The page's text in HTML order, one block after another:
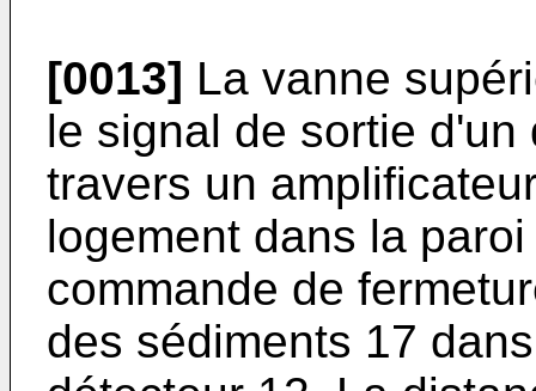
[0013] La vanne
le signal de sortie
travers un
logement dans la
commande de
des sédiments 17